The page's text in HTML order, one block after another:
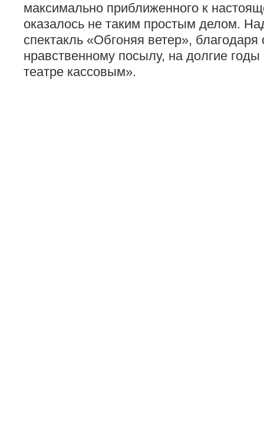
максимально приближенного к
оказалось не таким простым делом.
спектакль «Обгоняя ветер», благодаря
нравственному посылу, на долгие годы
театре кассовым».